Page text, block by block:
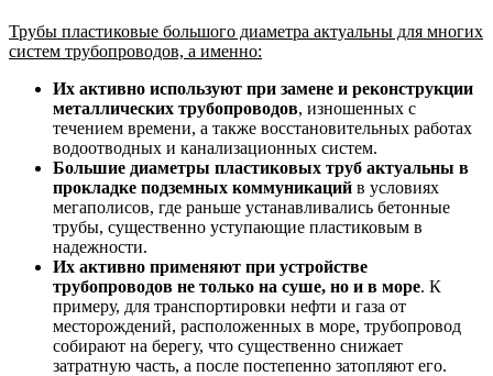
Трубы пластиковые большого диаметра актуальны для многих
систем трубопроводов, а именно:
Их активно используют при замене и реконструкции
металлических трубопроводов, изношенных с
течением времени, а также восстановительных работах
водоотводных и канализационных систем.
Большие диаметры пластиковых труб актуальны в
прокладке подземных коммуникаций в условиях
мегаполисов, где раньше устанавливались бетонные
трубы, существенно уступающие пластиковым в
надежности.
Их активно применяют при устройстве
трубопроводов не только на суше, но и в море. К
примеру, для транспортировки нефти и газа от
месторождений, расположенных в море, трубопровод
собирают на берегу, что существенно снижает
затратную часть, а после постепенно затопляют его.